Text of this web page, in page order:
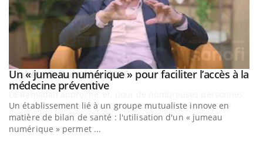
Youtube
Un « jumeau numérique » pour faciliter l’accès à la
médecine préventiveYoutube
Un établissement lié à un groupe mutualiste innove en
matière de bilan de santé : l'utilisation d'un « jumeau
numérique » permet ...